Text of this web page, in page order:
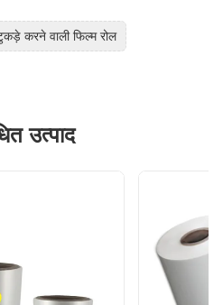
करने वाली फिल्म रोल
उत्पाद